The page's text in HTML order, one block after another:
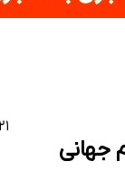
۲۱ / ۰۳ / ۱۴۰۵ - ۲۲:۲۰:۱۹
جهانی